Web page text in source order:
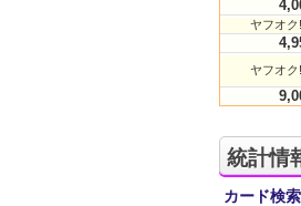
ヤフオク!
ヤフオク!
統計情
カード検